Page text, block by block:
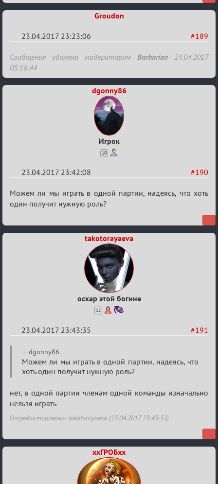
Groudon
#189
23.04.2017 23:23:06
Re:
Hot
F
Сообщение удалено модератором Barbarian 24.04.2017
05:16:44
dgonny86
Игрок
10
#190
23.04.2017 23:42:08
Re:
Hot
Boyard
Можем ли мы играть в одной партии, надеясь, что хоть
один получит нужную роль?
takotorayaeva
оскар этой богине
12
#191
23.04.2017 23:43:35
Re:
Hot
F
Boyard
dgonny86
Можем ли мы играть в одной партии, надеясь, что
хоть один получит нужную роль?
нет, в одной партии членам одной команды изначально
нельзя играть
Отредактировано: takotorayaeva (23.04.2017 23:43:52)
ххГРОБхх